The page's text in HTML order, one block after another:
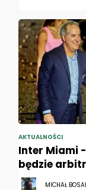
AKTUALNOŚCI
Inter Miami
będzie
MICHAŁ